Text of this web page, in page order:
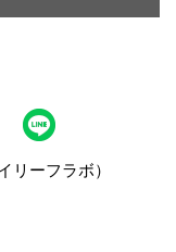
リーフラボ）